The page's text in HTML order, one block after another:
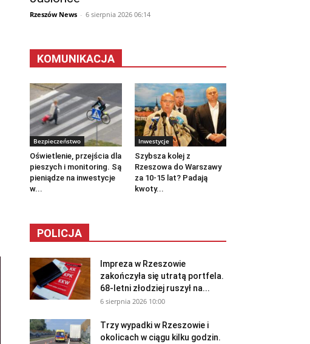
Rzeszów News - 6 sierpnia 2026 06:14
KOMUNIKACJA
Bezpieczeństwo
Oświetlenie, przejścia dla
pieszych i monitoring. Są
pieniądze na inwestycje
w...
Inwestycje
Szybsza kolej z
Rzeszowa do Warszawy
za 10-15 lat? Padają
kwoty...
POLICJA
Impreza w Rzeszowie
zakończyła się utratą portfela.
68-letni złodziej ruszył na...
6 sierpnia 2026 10:00
Trzy wypadki w Rzeszowie i
okolicach w ciągu kilku godzin.